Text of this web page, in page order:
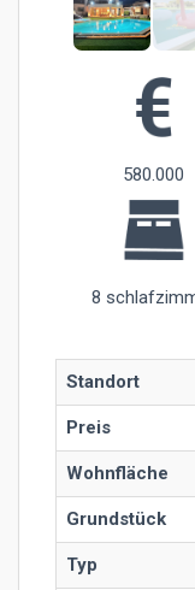
580.000
8
Standort
Preis
Wohnfläche
Grundstück
Typ